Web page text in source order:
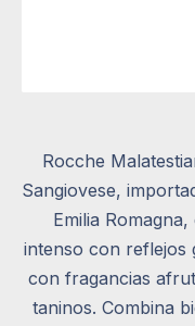
Rocche
Sangiovese,
Emilia
intenso con reflejos
con fragancias
taninos. Combina